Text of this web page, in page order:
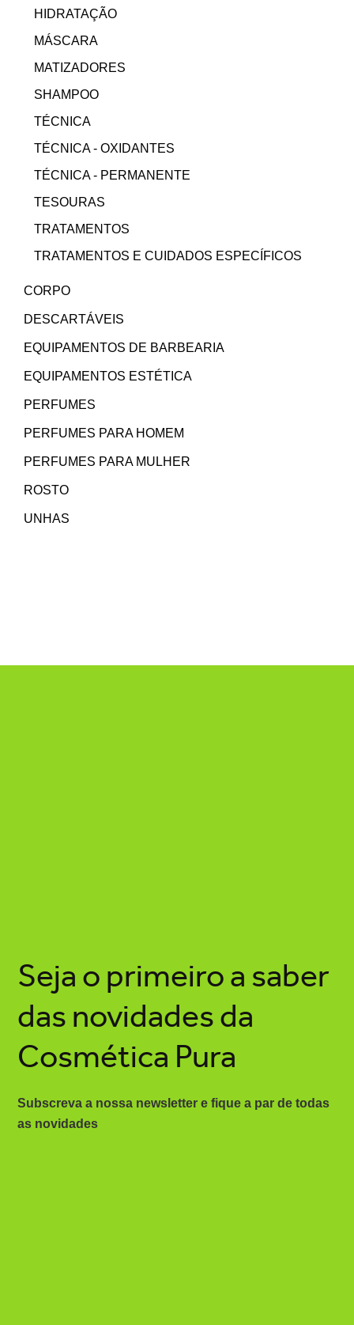
HIDRATAÇÃO
MÁSCARA
MATIZADORES
SHAMPOO
TÉCNICA
TÉCNICA - OXIDANTES
TÉCNICA - PERMANENTE
TESOURAS
TRATAMENTOS
TRATAMENTOS E CUIDADOS ESPECÍFICOS
CORPO
DESCARTÁVEIS
EQUIPAMENTOS DE BARBEARIA
EQUIPAMENTOS ESTÉTICA
PERFUMES
PERFUMES PARA HOMEM
PERFUMES PARA MULHER
ROSTO
UNHAS
Seja o primeiro a saber
das novidades da
Cosmética Pura
Subscreva a nossa newsletter e fique a par de todas
as novidades